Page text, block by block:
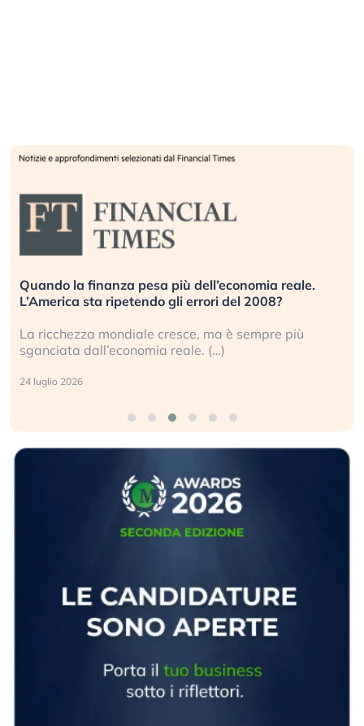
Quando la finanza pesa più dell’economia reale.
L’America sta ripetendo gli errori del 2008?
La ricchezza mondiale cresce, ma è sempre più
sganciata dall’economia reale. (…)
24 luglio 2026